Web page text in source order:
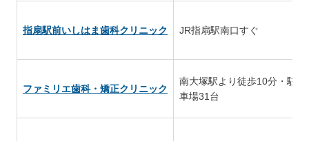
指扇駅前いしはま歯科クリニック JR指扇駅南口すぐ
ファミリエ歯科・矯正クリニック
南大塚駅より徒歩10分・駐
車場31台